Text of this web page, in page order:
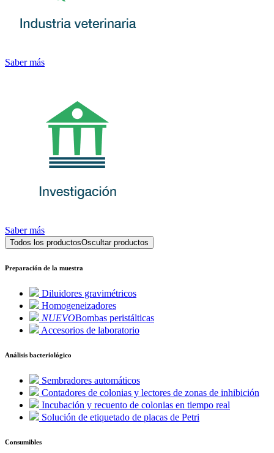
Saber más
Saber más
Todos los productosOscultar productos
Preparación de la muestra
Diluidores gravimétricos
Homogeneizadores
NUEVOBombas peristálticas
Accesorios de laboratorio
Análisis bacteriológico
Sembradores automáticos
Contadores de colonias y lectores de zonas de inhibición
Incubación y recuento de colonias en tiempo real
Solución de etiquetado de placas de Petri
Consumibles